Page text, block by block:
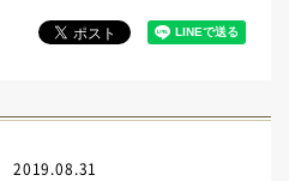
2019.08.31